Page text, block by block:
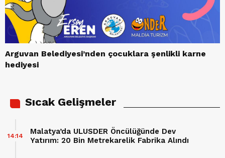
Arguvan Belediyesi’nden çocuklara şenlikli karne
hediyesi
Sıcak Gelişmeler
Malatya’da ULUSDER Öncülüğünde Dev
Yatırım: 20 Bin Metrekarelik Fabrika Alındı
14:14